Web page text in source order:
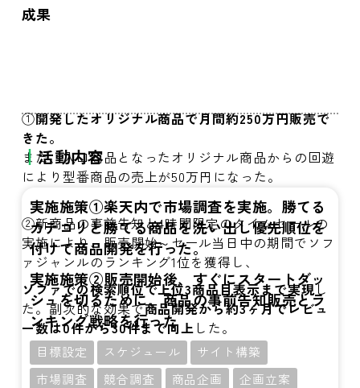
成果
①開発したオリジナル商品で月間約250万円販売で
きた。
また、入口商品となったオリジナル商品からの回遊
により型番商品の売上が50万円になった。
②新商品の事前告知と4時間限定のタイムセールの
実施により、販売開始～セール当日中の期間でソフ
ァジャンルのランキング1位を獲得し、
ソファでの検索順位で上位3商品目表示まで実現し
た。副次的な効果で商品開発から約3ヶ月でレビュ
ー数は0件から30件まで向上 した。
活動内容
実施施策①楽天内で市場調査を実施。勝てる
カテゴリと勝てる商品を洗い出し優先順位を
付けて商品開発を行った。
実施施策②販売開始後、すぐにスタートダッ
シュを切るために、商品の事前告知販売とラ
ンキング戦略を行った
目標設定 スケジュール
サイト構築
市場調査
競合調査 商品企画
企画立案